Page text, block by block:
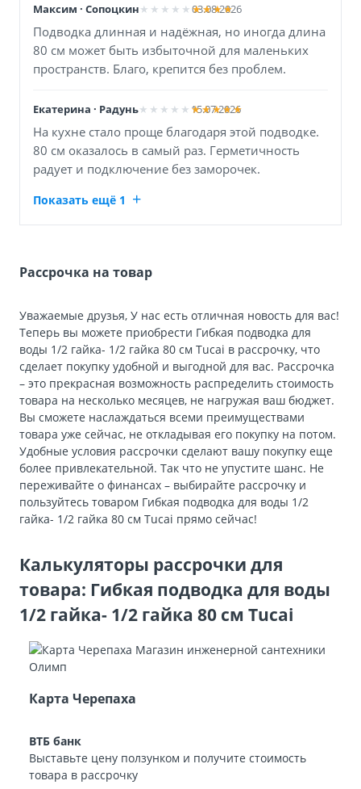
Максим · Сопоцкин 03.08.2026
Подводка длинная и надёжная, но иногда длина
80 см может быть избыточной для маленьких
пространств. Благо, крепится без проблем.
Екатерина · Радунь 15.07.2026
На кухне стало проще благодаря этой подводке.
80 см оказалось в самый раз. Герметичность
радует и подключение без заморочек.
Показать ещё 1
Рассрочка на товар
Уважаемые друзья, У нас есть отличная новость для вас!
Теперь вы можете приобрести Гибкая подводка для
воды 1/2 гайка- 1/2 гайка 80 см Tucai в рассрочку, что
сделает покупку удобной и выгодной для вас. Рассрочка
– это прекрасная возможность распределить стоимость
товара на несколько месяцев, не нагружая ваш бюджет.
Вы сможете наслаждаться всеми преимуществами
товара уже сейчас, не откладывая его покупку на потом.
Удобные условия рассрочки сделают вашу покупку еще
более привлекательной. Так что не упустите шанс. Не
переживайте о финансах – выбирайте рассрочку и
пользуйтесь товаром Гибкая подводка для воды 1/2
гайка- 1/2 гайка 80 см Tucai прямо сейчас!
Калькуляторы рассрочки для
товара: Гибкая подводка для воды
1/2 гайка- 1/2 гайка 80 см Tucai
Карта Черепаха
ВТБ банк
Выставьте цену ползунком и получите стоимость
товара в рассрочку